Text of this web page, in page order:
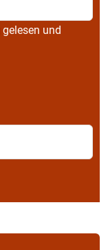
gelesen und